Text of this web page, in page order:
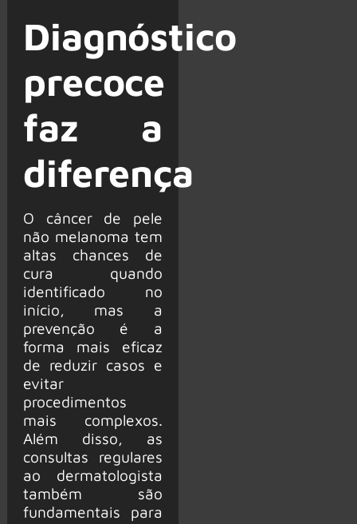
Diagnóstico
precoce
faz a
diferença
O câncer de pele
não melanoma tem
altas chances de
cura quando
identificado no
início, mas a
prevenção é a
forma mais eficaz
de reduzir casos e
evitar
procedimentos
mais complexos.
Além disso, as
consultas regulares
ao dermatologista
também são
fundamentais para